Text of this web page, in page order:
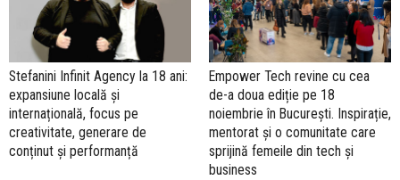
Stefanini Infinit Agency la 18 ani:
expansiune locală și
internațională, focus pe
creativitate, generare de
conținut și performanță
Empower Tech revine cu cea
de-a doua ediție pe 18
noiembrie în București. Inspirație,
mentorat și o comunitate care
sprijină femeile din tech și
business